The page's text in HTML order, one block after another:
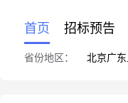
首页 招标预告
省份地区： 北京广东